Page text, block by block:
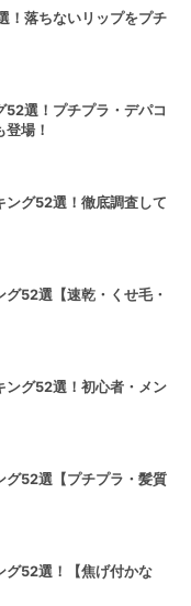
！落ちないリップをプチ
52選！プチプラ・デパコ
場！
ング52選！徹底調査して
グ52選【速乾・くせ毛・
ング52選！初心者・メン
グ52選【プチプラ・髪質
グ52選！【焦げ付かな